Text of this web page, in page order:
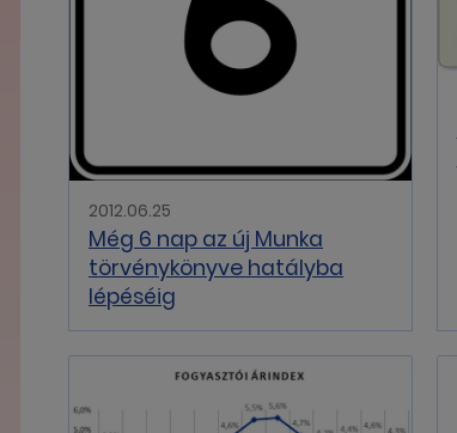
2012.06.25
Még 6 nap az új Munka
törvénykönyve hatályba
lépéséig